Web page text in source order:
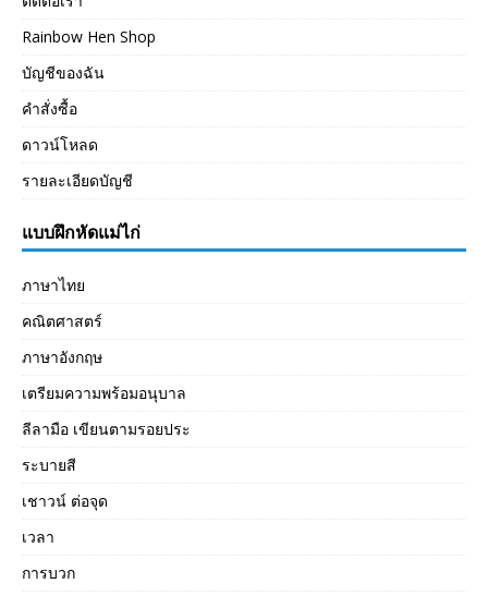
Rainbow Hen Shop
บัญชีของฉัน
คำสั่งซื้อ
ดาวน์โหลด
รายละเอียดบัญชี
แบบฝึกหัดแม่ไก่
ภาษาไทย
คณิตศาสตร์
ภาษาอังกฤษ
เตรียมความพร้อมอนุบาล
ลีลามือ เขียนตามรอยประ
ระบายสี
เชาวน์ ต่อจุด
เวลา
การบวก